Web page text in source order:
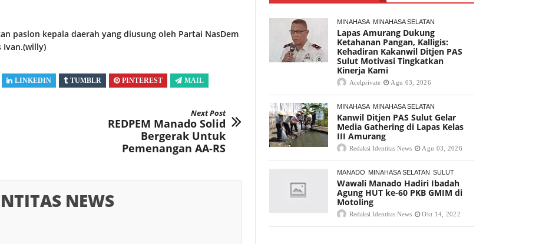
paslon kepala daerah yang diusung oleh Partai NasDem
Ivan.(willy)
LINKEDIN TUMBLR PINTEREST MAIL
Next Post
REDPEM Manado Solid
Bergerak Untuk
Pemenangan AA-RS
NEWS
MINAHASA MINAHASA SELATAN
Lapas Amurang Dukung
Ketahanan Pangan, Kalligis:
Kehadiran Kakanwil Ditjen PAS
Sulut Motivasi Tingkatkan
Kinerja Kami
Acelprivate Agu 03, 2026
MINAHASA MINAHASA SELATAN
Kanwil Ditjen PAS Sulut Gelar
Media Gathering di Lapas Kelas
III Amurang
Redaksi Identitas News Agu 03, 2026
MANADO MINAHASA SELATAN SULUT
Wawali Manado Hadiri Ibadah
Agung HUT ke-60 PKB GMIM di
Motoling
Redaksi Identitas News Okt 14, 2022